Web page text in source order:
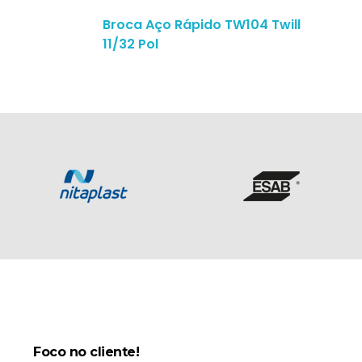
Broca Aço Rápido TW104 Twill
11/32 Pol
Foco no cliente!